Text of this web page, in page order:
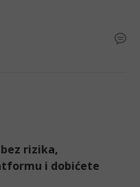
rizika,
i dobićete